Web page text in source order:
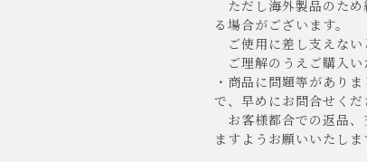
ただし海外製品のため
る場合がございます。
ご使用に差し支えない
ご理解のうえご購入
・商品に問題等があり
で、早めにお問合せくだ
お客様都合での返品、
ますようお願いいたしま